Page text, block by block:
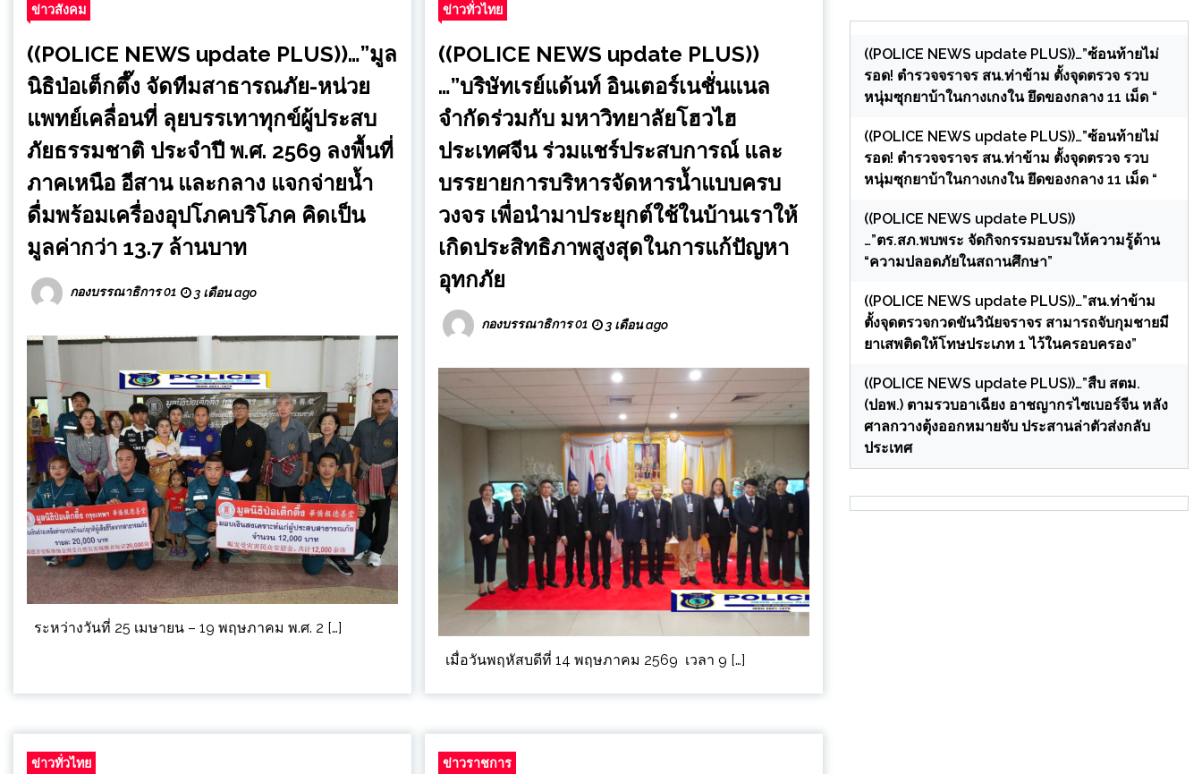
ข่าวสังคม
((POLICE NEWS update PLUS))…”มูล
นิธิป่อเต็กตึ๊ง จัดทีมสาธารณภัย-หน่วย
แพทย์เคลื่อนที่ ลุยบรรเทาทุกข์ผู้ประสบ
ภัยธรรมชาติ ประจำปี พ.ศ. 2569 ลงพื้นที่
ภาคเหนือ อีสาน และกลาง แจกจ่ายน้ำ
ดื่มพร้อมเครื่องอุปโภคบริโภค คิดเป็น
มูลค่ากว่า 13.7 ล้านบาท
กองบรรณาธิการ 01 3 เดือน ago
ระหว่างวันที่ 25 เมษายน – 19 พฤษภาคม พ.ศ. 2 […]
ข่าวทั่วไทย
((POLICE NEWS update PLUS))
…”บริษัทเรย์แด้นท์ อินเตอร์เนชั่นแนล
จำกัดร่วมกับ มหาวิทยาลัยโฮวไฮ
ประเทศจีน ร่วมแชร์ประสบการณ์ และ
บรรยายการบริหารจัดหารน้ำแบบครบ
วงจร เพื่อนำมาประยุกต์ใช้ในบ้านเราให้
เกิดประสิทธิภาพสูงสุดในการแก้ปัญหา
อุทกภัย
กองบรรณาธิการ 01 3 เดือน ago
เมื่อวันพฤหัสบดีที่ 14 พฤษภาคม 2569 เวลา 9 […]
ข่าวทั่วไทย ข่าวราชการ
((POLICE NEWS update PLUS))…”ซ้อนท้ายไม่
รอด! ตำรวจจราจร สน.ท่าข้าม ตั้งจุดตรวจ รวบ
หนุ่มซุกยาบ้าในกางเกงใน ยึดของกลาง 11 เม็ด “
((POLICE NEWS update PLUS))…”ซ้อนท้ายไม่
รอด! ตำรวจจราจร สน.ท่าข้าม ตั้งจุดตรวจ รวบ
หนุ่มซุกยาบ้าในกางเกงใน ยึดของกลาง 11 เม็ด “
((POLICE NEWS update PLUS))
…”ตร.สภ.พบพระ จัดกิจกรรมอบรมให้ความรู้ด้าน
“ความปลอดภัยในสถานศึกษา”
((POLICE NEWS update PLUS))…”สน.ท่าข้าม
ตั้งจุดตรวจกวดขันวินัยจราจร สามารถจับกุมชายมี
ยาเสพติดให้โทษประเภท 1 ไว้ในครอบครอง”
((POLICE NEWS update PLUS))…”สืบ สตม.
(ปอพ.) ตามรวบอาเฉียง อาชญากรไซเบอร์จีน หลัง
ศาลกวางตุ้งออกหมายจับ ประสานล่าตัวส่งกลับ
ประเทศ